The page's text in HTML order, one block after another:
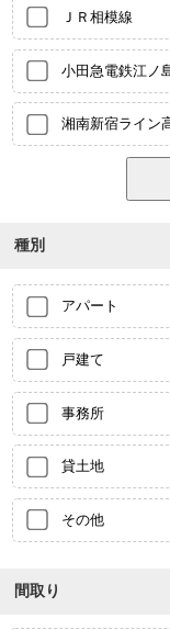
ＪＲ相模線
小田急電鉄江ノ
湘南新宿ライン
種別
アパート
戸建て
事務所
貸土地
その他
間取り